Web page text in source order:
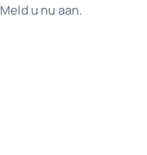
Meld u nu aan.